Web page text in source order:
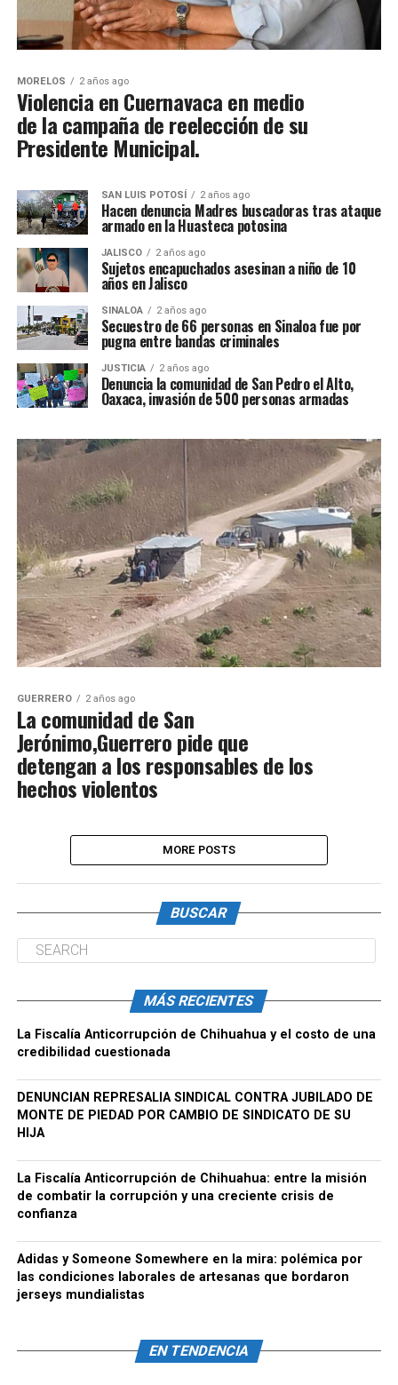
MORELOS 2 años ago
Violencia en Cuernavaca en medio
de la campaña de reelección de su
Presidente Municipal.
SAN LUIS POTOSÍ 2 años ago
Hacen denuncia Madres buscadoras tras ataque
armado en la Huasteca potosina
JALISCO 2 años ago
Sujetos encapuchados asesinan a niño de 10
años en Jalisco
SINALOA 2 años ago
Secuestro de 66 personas en Sinaloa fue por
pugna entre bandas criminales
JUSTICIA 2 años ago
Denuncia la comunidad de San Pedro el Alto,
Oaxaca, invasión de 500 personas armadas
GUERRERO 2 años ago
La comunidad de San
Jerónimo,Guerrero pide que
detengan a los responsables de los
hechos violentos
MORE POSTS
BUSCAR
MÁS RECIENTES
La Fiscalía Anticorrupción de Chihuahua y el costo de una
credibilidad cuestionada
DENUNCIAN REPRESALIA SINDICAL CONTRA JUBILADO DE
MONTE DE PIEDAD POR CAMBIO DE SINDICATO DE SU
HIJA
La Fiscalía Anticorrupción de Chihuahua: entre la misión
de combatir la corrupción y una creciente crisis de
confianza
Adidas y Someone Somewhere en la mira: polémica por
las condiciones laborales de artesanas que bordaron
jerseys mundialistas
EN TENDENCIA